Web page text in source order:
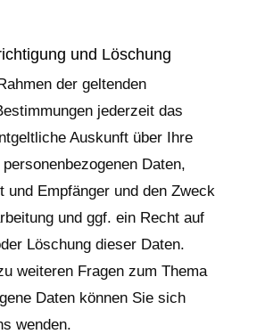
und Löschung
der geltenden
jederzeit das
Auskunft über Ihre
Daten,
und Empfänger und den Zweck
und ggf. ein Recht auf
Löschung dieser Daten.
weiteren Fragen zum Thema
Daten können Sie sich
wenden.